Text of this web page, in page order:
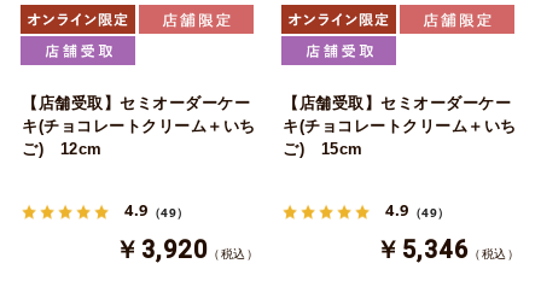
【店舗受取】セミオーダーケー
キ(チョコレートクリーム＋いち
ご) 12cm
4.9 （49）
￥3,920 （税込）
【店舗受取】セミオーダーケー
キ(チョコレートクリーム＋いち
ご) 15cm
4.9 （49）
￥5,346 （税込）